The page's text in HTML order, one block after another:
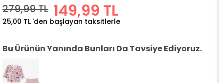
279,99 TL 149,99 TL
25,00 TL 'den başlayan taksitlerle
Bu Ürünün Yanında Bunları Da Tavsiye Ediyoruz.